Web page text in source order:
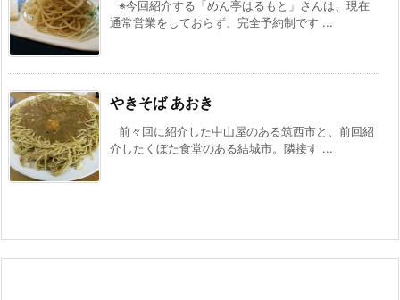
※今回紹介する「めん亭はるもと」さんは、現在
通常営業をしておらず、完全予約制です ...
やきそば あおき
前々回に紹介した中山屋のある筑西市と、前回紹
介したくぼた食堂のある結城市。隣接す ...